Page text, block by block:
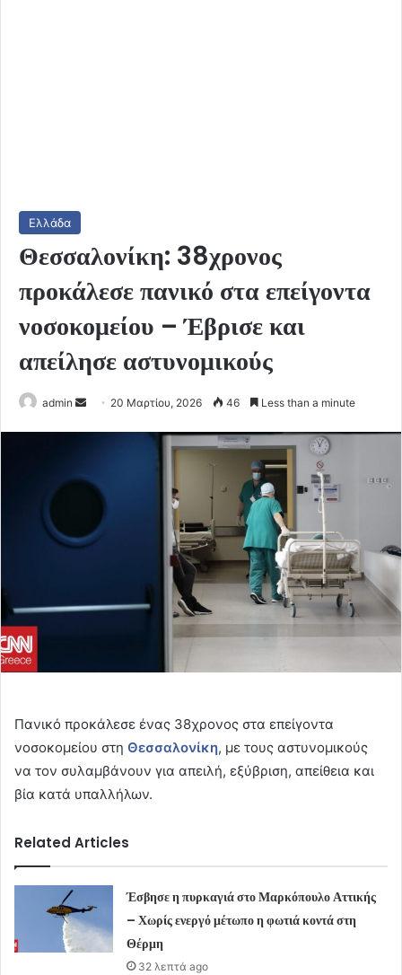
Ελλάδα
Θεσσαλονίκη: 38χρονος
προκάλεσε πανικό στα επείγοντα
νοσοκομείου – Έβρισε και
απείλησε αστυνομικούς
admin
Send 20 Μαρτίου, 2026 46 Less than a minute
Πανικό προκάλεσε ένας 38χρονος στα επείγοντα
νοσοκομείου στη Θεσσαλονίκη, με τους αστυνομικούς
να τον συλαμβάνουν για απειλή, εξύβριση, απείθεια και
βία κατά υπαλλήλων.
Related Articles
Έσβησε η πυρκαγιά στο Μαρκόπουλο Αττικής
– Χωρίς ενεργό μέτωπο η φωτιά κοντά στη
Θέρμη
32 λεπτά ago